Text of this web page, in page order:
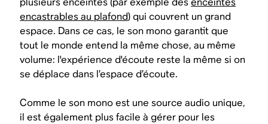
encastrables au plafond) qui couvrent un grand
espace. Dans ce cas, le son mono garantit que
tout le monde entend la même chose, au même
volume: l'expérience d'écoute reste la même si on
se déplace dans l’espace d’écoute.
Comme le son mono est une source audio unique,
il est également plus facile à gérer pour les